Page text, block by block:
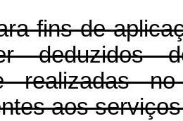
fins de
deduzidos
realizadas
aos